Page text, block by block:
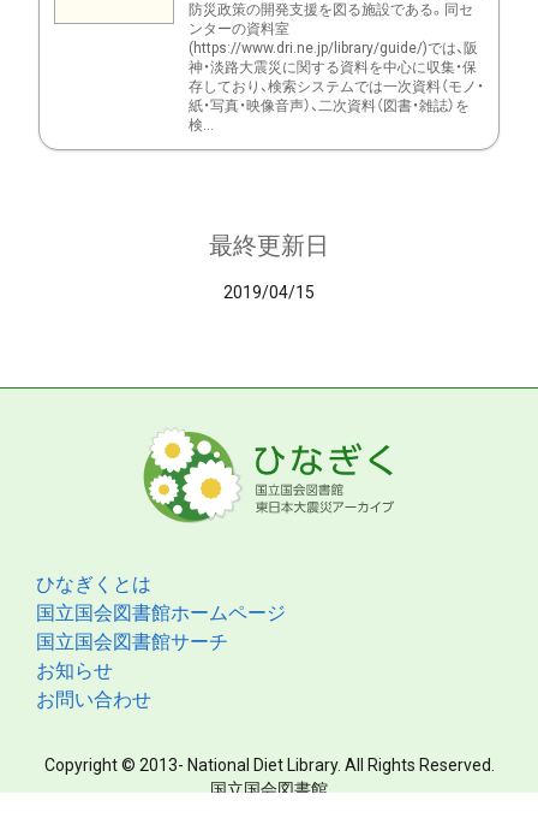
防災政策の開発支援を図る施設である。同セ
ンターの資料室
(https://www.dri.ne.jp/library/guide/)では、阪
神・淡路大震災に関する資料を中心に収集・保
存しており、検索システムでは一次資料（モノ・
紙・写真・映像音声）、二次資料（図書・雑誌）を
検...
最終更新日
2019/04/15
ひなぎくとは
国立国会図書館ホームページ
国立国会図書館サーチ
お知らせ
お問い合わせ
Copyright © 2013- National Diet Library. All Rights Reserved.